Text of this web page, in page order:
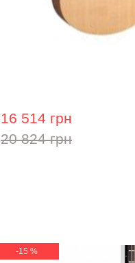
16 514 грн
20 824 грн
-15 %